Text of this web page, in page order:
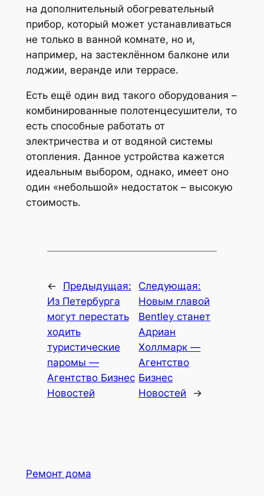
на дополнительный обогревательный
прибор, который может устанавливаться
не только в ванной комнате, но и,
например, на застеклённом балконе или
лоджии, веранде или террасе.
Есть ещё один вид такого оборудования –
комбинированные полотенцесушители, то
есть способные работать от
электричества и от водяной системы
отопления. Данное устройства кажется
идеальным выбором, однако, имеет оно
один «небольшой» недостаток – высокую
стоимость.
←
Предыдущая:
Из Петербурга
могут перестать
ходить
туристические
паромы —
Агентство Бизнес
Новостей
Следующая:
Новым главой
Bentley станет
Адриан
Холлмарк —
Агентство
Бизнес
Новостей
→
Ремонт дома